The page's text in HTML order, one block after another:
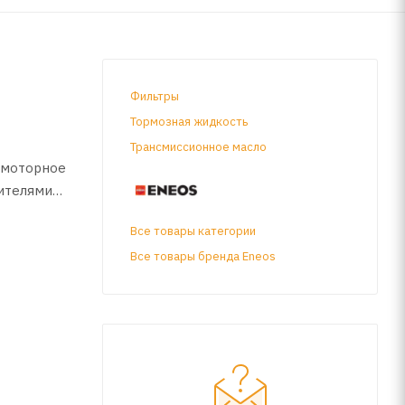
Фильтры
Тормозная жидкость
Трансмиссионное масло
Все товары категории
Все товары бренда Eneos